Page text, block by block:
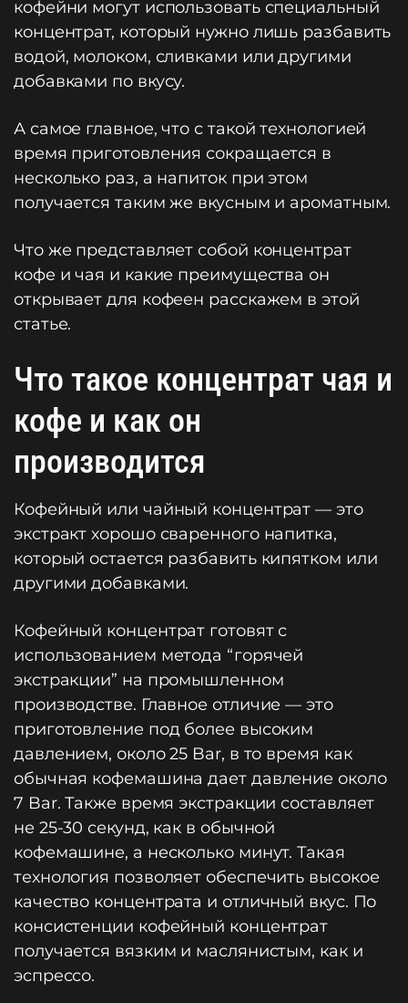
кофейни могут использовать специальный
концентрат, который нужно лишь разбавить
водой, молоком, сливками или другими
добавками по вкусу.
А самое главное, что с такой технологией
время приготовления сокращается в
несколько раз, а напиток при этом
получается таким же вкусным и ароматным.
Что же представляет собой концентрат
кофе и чая и какие преимущества он
открывает для кофеен расскажем в этой
статье.
Что такое концентрат чая и
кофе и как он
производится
Кофейный или чайный концентрат — это
экстракт хорошо сваренного напитка,
который остается разбавить кипятком или
другими добавками.
Кофейный концентрат готовят с
использованием метода “горячей
экстракции” на промышленном
производстве. Главное отличие — это
приготовление под более высоким
давлением, около 25 Bar, в то время как
обычная кофемашина дает давление около
7 Bar. Также время экстракции составляет
не 25-30 секунд, как в обычной
кофемашине, а несколько минут. Такая
технология позволяет обеспечить высокое
качество концентрата и отличный вкус. По
консистенции кофейный концентрат
получается вязким и маслянистым, как и
эспрессо.